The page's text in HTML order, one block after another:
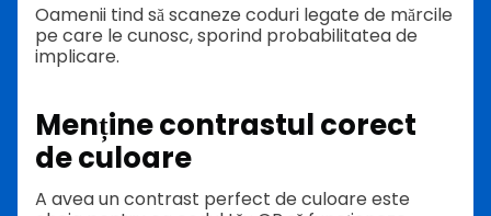
Oamenii tind să scaneze coduri legate de mărcile
pe care le cunosc, sporind probabilitatea de
implicare.
Menține contrastul corect
de culoare
A avea un contrast perfect de culoare este